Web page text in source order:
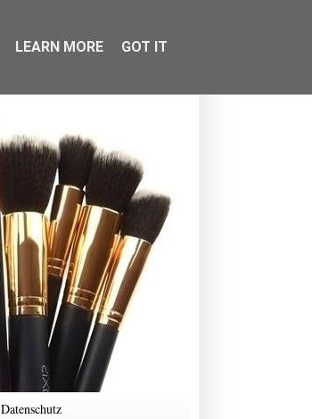
Datenschutz
LEARN MORE GOT IT